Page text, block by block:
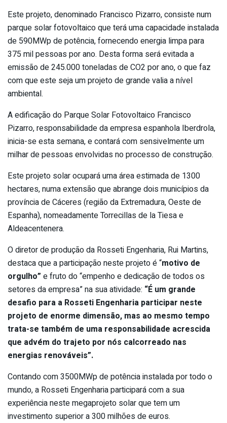
Este projeto, denominado Francisco Pizarro, consiste num
parque solar fotovoltaico que terá uma capacidade instalada
de 590MWp de potência, fornecendo energia limpa para
375 mil pessoas por ano. Desta forma será evitada a
emissão de 245.000 toneladas de CO2 por ano, o que faz
com que este seja um projeto de grande valia a nível
ambiental.
A edificação do Parque Solar Fotovoltaico Francisco
Pizarro, responsabilidade da empresa espanhola Iberdrola,
inicia-se esta semana, e contará com sensivelmente um
milhar de pessoas envolvidas no processo de construção.
Este projeto solar ocupará uma área estimada de 1300
hectares, numa extensão que abrange dois municípios da
província de Cáceres (região da Extremadura, Oeste de
Espanha), nomeadamente Torrecillas de la Tiesa e
Aldeacentenera.
O diretor de produção da Rosseti Engenharia, Rui Martins,
destaca que a participação neste projeto é “motivo de
orgulho” e fruto do “empenho e dedicação de todos os
setores da empresa” na sua atividade: “É um grande
desafio para a Rosseti Engenharia participar neste
projeto de enorme dimensão, mas ao mesmo tempo
trata-se também de uma responsabilidade acrescida
que advém do trajeto por nós calcorreado nas
energias renováveis”.
Contando com 3500MWp de potência instalada por todo o
mundo, a Rosseti Engenharia participará com a sua
experiência neste megaprojeto solar que tem um
investimento superior a 300 milhões de euros.